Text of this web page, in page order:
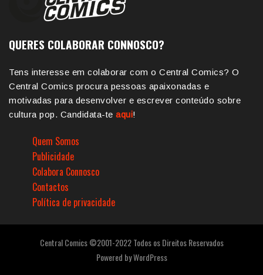
QUERES COLABORAR CONNOSCO?
Tens interesse em colaborar com o Central Comics? O
Central Comics procura pessoas apaixonadas e
motivadas para desenvolver e escrever conteúdo sobre
cultura pop. Candidata-te aqui!
Quem Somos
Publicidade
Colabora Connosco
Contactos
Política de privacidade
Central Comics ©2001-2022 Todos os Direitos Reservados
Powered byWordPress